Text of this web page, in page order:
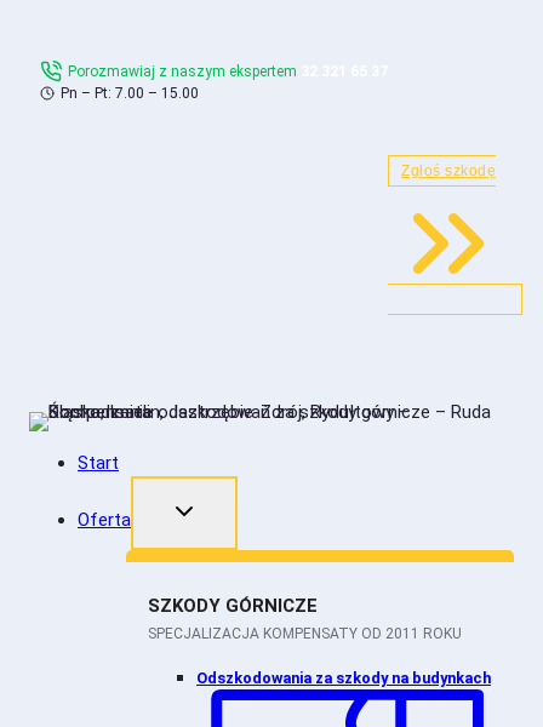
contentPorozmawiaj z naszym ekspertem
Pn – Pt: 7.00 – 15.00
Zgłoś szkodę
Start
Oferta
SZKODY GÓRNICZE
SPECJALIZACJA KOMPENSATY OD 2011 ROKU
Odszkodowania za szkody na budynkach